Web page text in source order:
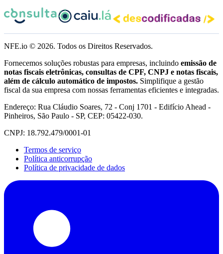
NFE.io © 2026. Todos os Direitos Reservados.
Fornecemos soluções robustas para empresas, incluindo emissão de
notas fiscais eletrônicas, consultas de CPF, CNPJ e notas fiscais,
além de cálculo automático de impostos. Simplifique a gestão
fiscal da sua empresa com nossas ferramentas eficientes e integradas.
Endereço: Rua Cláudio Soares, 72 - Conj 1701 - Edifício Ahead -
Pinheiros, São Paulo - SP, CEP: 05422-030.
CNPJ: 18.792.479/0001-01
Termos de serviço
Política anticorrupção
Política de privacidade de dados